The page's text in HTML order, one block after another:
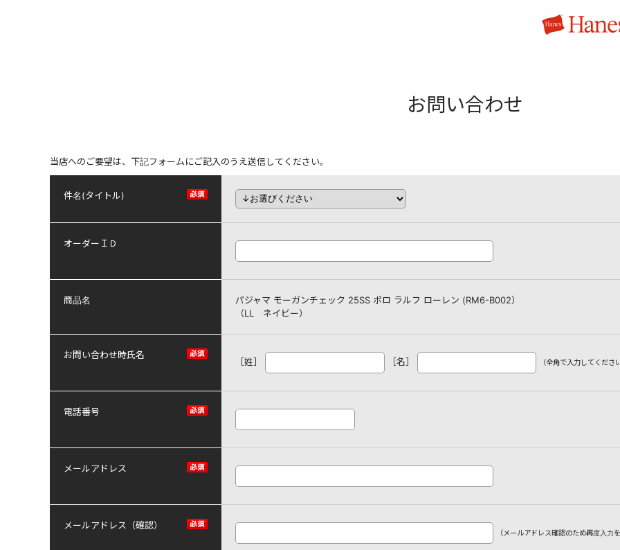
お問い合わせ
当店へのご要望は、下記フォームにご記入のうえ送信してください。
件名(タイトル)
オーダーＩＤ
商品名
パジャマ モーガンチェック 25SS ポロ ラルフ ローレン (RM6-B002）
（LL ネイビー）
お問い合わせ時氏名
［姓］ ［名］ （全角で入力してください
電話番号
メールアドレス
メールアドレス（確認）
（メールアドレス確認のため再度入力